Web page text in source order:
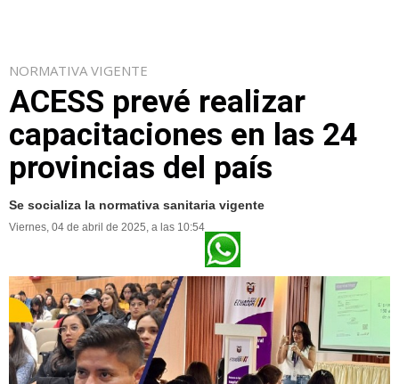
NORMATIVA VIGENTE
ACESS prevé realizar
capacitaciones en las 24
provincias del país
Se socializa la normativa sanitaria vigente
Viernes, 04 de abril de 2025, a las 10:54